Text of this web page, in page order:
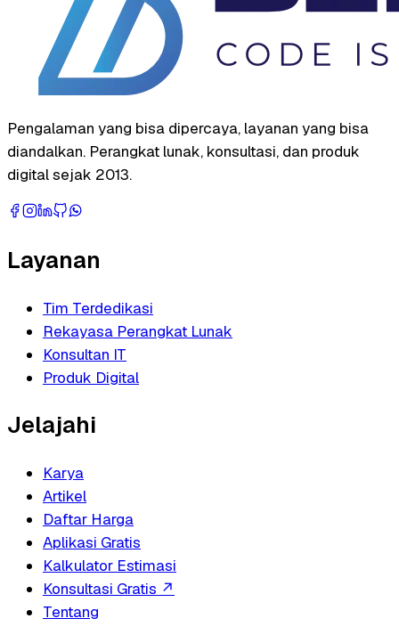
Pengalaman yang bisa dipercaya, layanan yang bisa
diandalkan. Perangkat lunak, konsultasi, dan produk
digital sejak 2013.
Layanan
Tim Terdedikasi
Rekayasa Perangkat Lunak
Konsultan IT
Produk Digital
Jelajahi
Karya
Artikel
Daftar Harga
Aplikasi Gratis
Kalkulator Estimasi
Konsultasi Gratis ↗
Tentang